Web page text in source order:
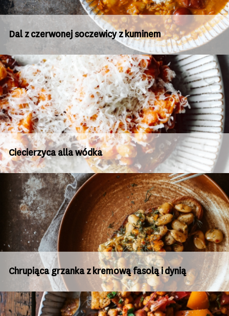
Dal z czerwonej soczewicy z kuminem
Ciecierzyca alla wódka
Chrupiąca grzanka z kremową fasolą i dynią